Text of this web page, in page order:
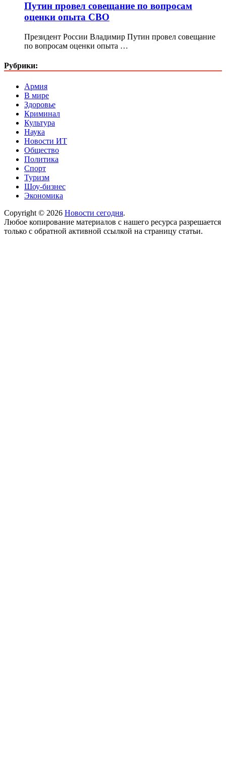
Путин провел совещание по вопросам
оценки опыта СВО
Президент России Владимир Путин провел совещание
по вопросам оценки опыта …
Рубрики:
Армия
В мире
Здоровье
Криминал
Культура
Наука
Новости ИТ
Общество
Политика
Спорт
Туризм
Шоу-бизнес
Экономика
Copyright © 2026 Новости сегодня.
Любое копирование материалов с нашего ресурса разрешается
только с обратной активной ссылкой на страницу статьи.